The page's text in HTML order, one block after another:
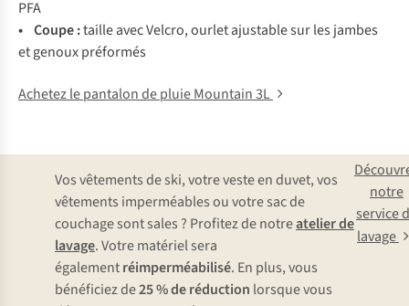
PFA
• Coupe:tailleavecVelcro,ourletajustablesurles jambes
etgenouxpréformés
Achetez le pantalon de pluie Mountain 3L
Vos vêtements de ski, votre veste en duvet, vos
vêtements imperméables ou votre sac de
couchage sont sales ? Profitez de notreatelier de
lavage. Votre matériel sera
égalementréimperméabilisé. En plus, vous
bénéficiez de25 % de réduction lorsque vous
notre
service
lavage